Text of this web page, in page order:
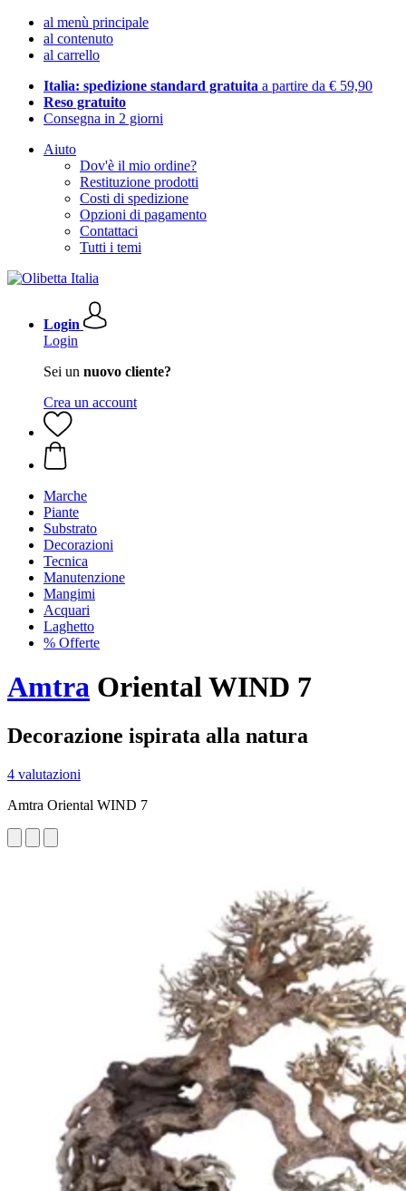
al menù principale
al contenuto
al carrello
Italia: spedizione standard gratuita a partire da € 59,90
Reso gratuito
Consegna in 2 giorni
Aiuto
Dov'è il mio ordine?
Restituzione prodotti
Costi di spedizione
Opzioni di pagamento
Contattaci
Tutti i temi
Login
Login
Sei un nuovo cliente?
Crea un account
Marche
Piante
Substrato
Decorazioni
Tecnica
Manutenzione
Mangimi
Acquari
Laghetto
% Offerte
Amtra Oriental WIND 7
Decorazione ispirata alla natura
4 valutazioni
Amtra Oriental WIND 7